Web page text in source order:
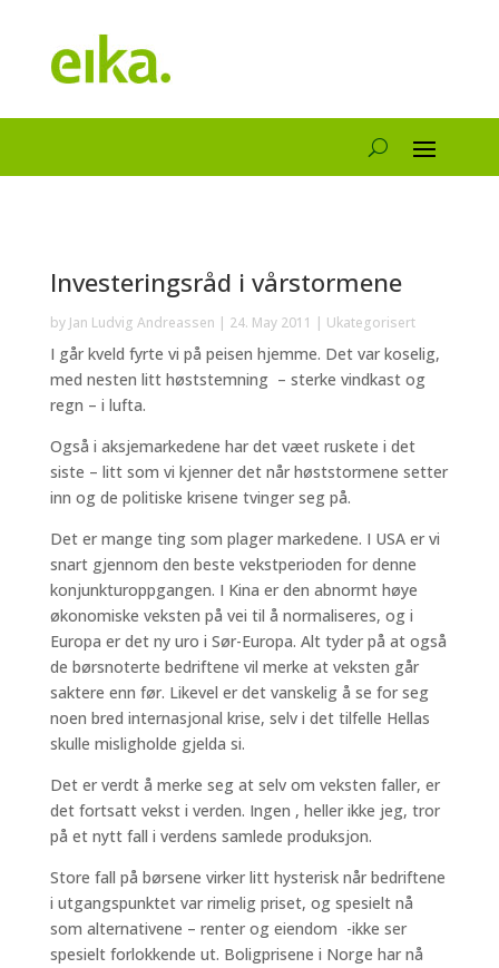
Investeringsråd i vårstormene
by Jan Ludvig Andreassen | 24. May 2011 | Ukategorisert
I går kveld fyrte vi på peisen hjemme. Det var koselig,
med nesten litt høststemning – sterke vindkast og
regn – i lufta.
Også i aksjemarkedene har det væet ruskete i det
siste – litt som vi kjenner det når høststormene setter
inn og de politiske krisene tvinger seg på.
Det er mange ting som plager markedene. I USA er vi
snart gjennom den beste vekstperioden for denne
konjunkturoppgangen. I Kina er den abnormt høye
økonomiske veksten på vei til å normaliseres, og i
Europa er det ny uro i Sør-Europa. Alt tyder på at også
de børsnoterte bedriftene vil merke at veksten går
saktere enn før. Likevel er det vanskelig å se for seg
noen bred internasjonal krise, selv i det tilfelle Hellas
skulle misligholde gjelda si.
Det er verdt å merke seg at selv om veksten faller, er
det fortsatt vekst i verden. Ingen , heller ikke jeg, tror
på et nytt fall i verdens samlede produksjon.
Store fall på børsene virker litt hysterisk når bedriftene
i utgangspunktet var rimelig priset, og spesielt nå
som alternativene – renter og eiendom -ikke ser
spesielt forlokkende ut. Boligprisene i Norge har nå